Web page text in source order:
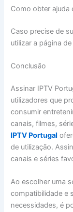
Como obter ajuda
Caso precise de
utilizar a página
Conclusão
Assinar IPTV
utilizadores que
consumir
canais, filmes,
IPTV Portugal
de utilização.
canais e séries
Ao escolher uma
compatibilidade e
necessidades, é